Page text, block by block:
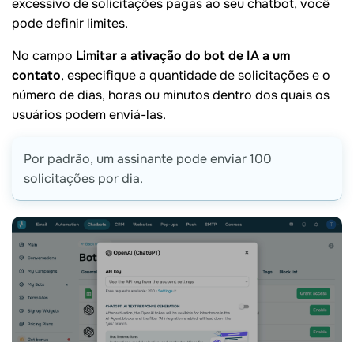
pode definir limites.
No campo Limitar a ativação do bot de IA a um
contato, especifique a quantidade de solicitações e o
número de dias, horas ou minutos dentro dos quais os
usuários podem enviá-las.
Por padrão, um assinante pode enviar 100
solicitações por dia.